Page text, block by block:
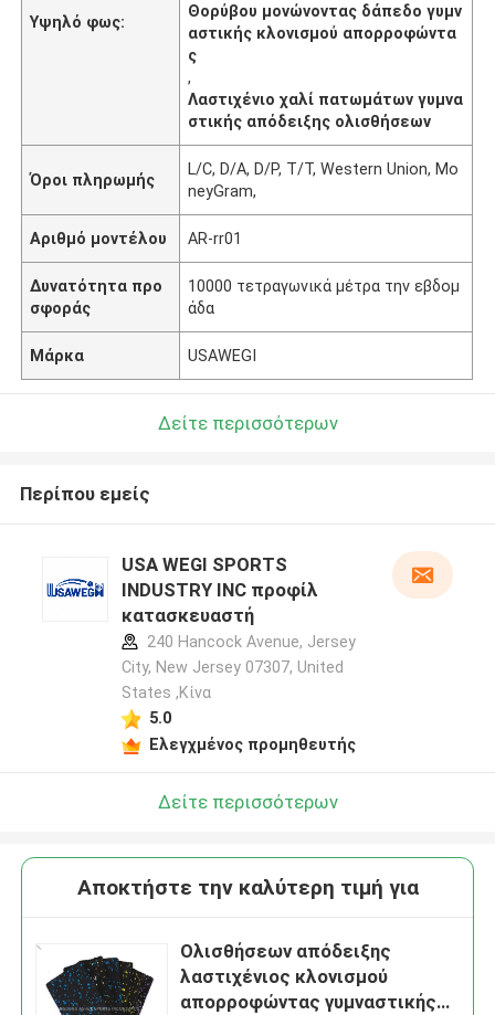
Υψηλό φως:
Θορύβου μονώνοντας δάπεδο γυμν
αστικής κλονισμού απορροφώντα
ς
,
Λαστιχένιο χαλί πατωμάτων γυμνα
στικής απόδειξης ολισθήσεων
Όροι πληρωμής
L/C, D/A, D/P, T/T, Western Union, Mo
neyGram,
Αριθμό μοντέλου AR-rr01
Δυνατότητα προ
σφοράς
10000 τετραγωνικά μέτρα την εβδομ
άδα
Μάρκα USAWEGI
Δείτε περισσότερων
Περίπου εμείς
USA WEGI SPORTS
INDUSTRY INC προφίλ
κατασκευαστή
240 Hancock Avenue, Jersey
City, New Jersey 07307, United
States ,Κίνα
5.0
Ελεγχμένος προμηθευτής
Δείτε περισσότερων
Αποκτήστε την καλύτερη τιμή για
Ολισθήσεων απόδειξης
λαστιχένιος κλονισμού
απορροφώντας γυμναστικής